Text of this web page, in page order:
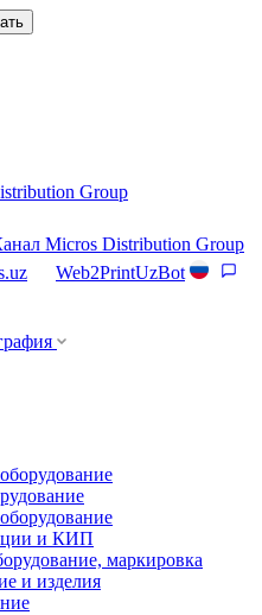
Group
Micros Distribution Group
Web2PrintUzBot
и КИП
маркировка
и изделия